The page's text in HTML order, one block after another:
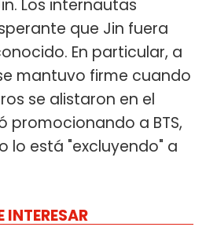
Los internautas
que Jin fuera
En particular, a
mantuvo firme cuando
se alistaron en el
promocionando a BTS,
lo está "excluyendo" a
INTERESAR